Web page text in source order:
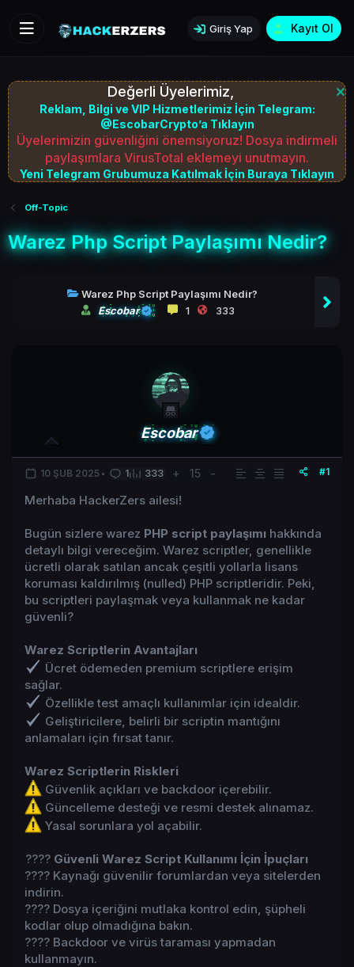
Giriş Yap Kayıt Ol
Değerli Üyelerimiz,
Reklam, Bilgi ve VIP Hizmetlerimiz İçin Telegram:
@EscobarCrypto’a Tıklayın
Üyelerimizin güvenliğini önemsiyoruz! Dosya indirmeli
paylaşımlara VirusTotal eklemeyi unutmayın.
Yeni Telegram Grubumuza Katılmak İçin Buraya Tıklayın
Off-Topic
Warez Php Script Paylaşımı Nedir?
Warez Php Script Paylaşımı Nedir?
Escobar
1 333
Escobar
10 ŞUB 2025 1 333 + 15 - #1
Merhaba HackerZers ailesi!
Bugün sizlere warez PHP script paylaşımı hakkında
detaylı bilgi vereceğim. Warez scriptler, genellikle
ücretli olarak satılan ancak çeşitli yollarla lisans
koruması kaldırılmış (nulled) PHP scriptleridir. Peki,
bu scriptleri paylaşmak veya kullanmak ne kadar
güvenli?
Warez Scriptlerin Avantajları
Ücret ödemeden premium scriptlere erişim
sağlar.
Özellikle test amaçlı kullanımlar için idealdir.
Geliştiricilere, belirli bir scriptin mantığını
anlamaları için fırsat tanır.
Warez Scriptlerin Riskleri
Güvenlik açıkları ve backdoor içerebilir.
Güncelleme desteği ve resmi destek alınamaz.
Yasal sorunlara yol açabilir.
???? Güvenli Warez Script Kullanımı İçin İpuçları
???? Kaynağı güvenilir forumlardan veya sitelerden
indirin.
???? Dosya içeriğini mutlaka kontrol edin, şüpheli
kodlar olup olmadığına bakın.
???? Backdoor ve virüs taraması yapmadan
kullanmayın.